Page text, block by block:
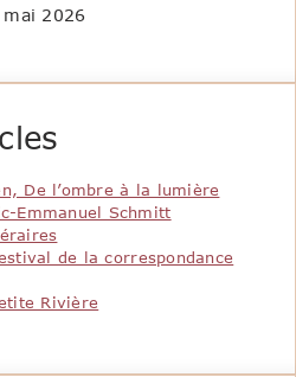
mai 2026
De l’ombre à la lumière
Emmanuel Schmitt
de la correspondance
Rivière